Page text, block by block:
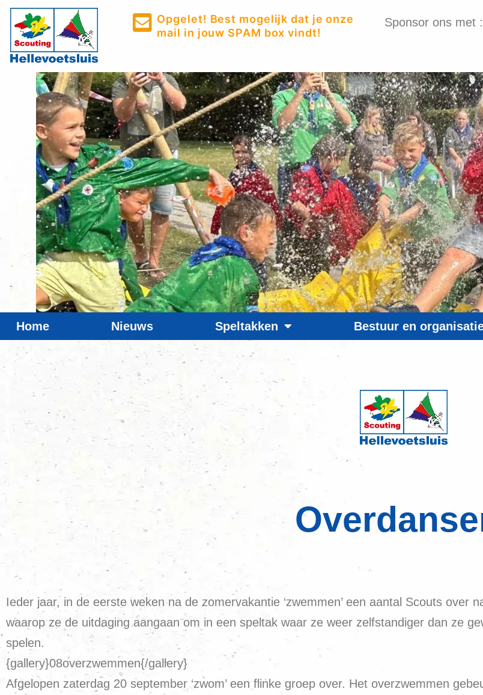
Opgelet! Best mogelijk dat je onze
mail in jouw SPAM box vindt!
Sponsor ons met :
Home Nieuws Speltakken Bestuur en
Ieder jaar, in de eerste weken na de zomervakantie ‘zwemmen’ een aantal Scouts over
waarop ze de uitdaging aangaan om in een speltak waar ze weer zelfstandiger dan ze
spelen.
{gallery}08overzwemmen{/gallery}
Afgelopen zaterdag 20 september ‘zwom’ een flinke groep over. Het overzwemmen